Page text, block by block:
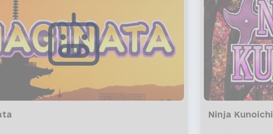
Ninja Kunoichi